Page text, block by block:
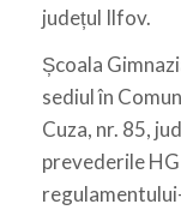
județul Ilfov.
Școala
sediul în
Cuza, nr. 85,
prevederile